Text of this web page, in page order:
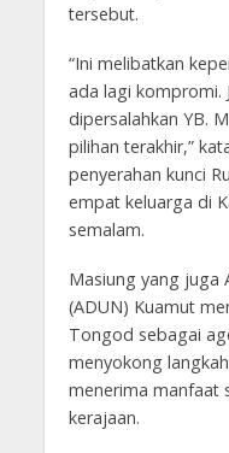
tersebut.
“Ini melibatkan
ada lagi kompromi.
dipersalahkan YB.
pilihan terakhir,”
penyerahan kunci
empat keluarga di
semalam.
Masiung yang juga
(ADUN) Kuamut
Tongod sebagai
menyokong
menerima manfaat
kerajaan.